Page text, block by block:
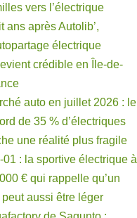
vers l’électrique
ans après Autolib’,
électrique
crédible en Île-de-
auto en juillet 2026 : le
de 35 % d’électriques
une réalité plus fragile
01 : la sportive électrique à
€ qui rappelle qu’un
peut aussi être léger